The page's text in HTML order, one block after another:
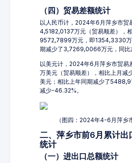
（四）贸易差额统计
以人民币计，2024年6月萍乡市贸
4,5182,0137万元（贸易顺差），
9572,7899万元，即1354,3330万
期减少了3,7269,0066万元，同比
以美元计，2024年6月萍乡市贸
万美元（贸易顺差），相比上月
美元；相比上年同期减少了
减少-46.32%。
（图四：2024年4-6月萍乡
二、萍乡市前6月累计出
统计
（一）进出口总额统计